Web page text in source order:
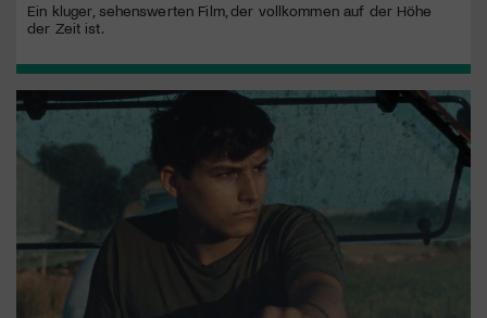
Ein kluger, sehenswerten Film, der vollkommen auf der Höhe
der Zeit ist.